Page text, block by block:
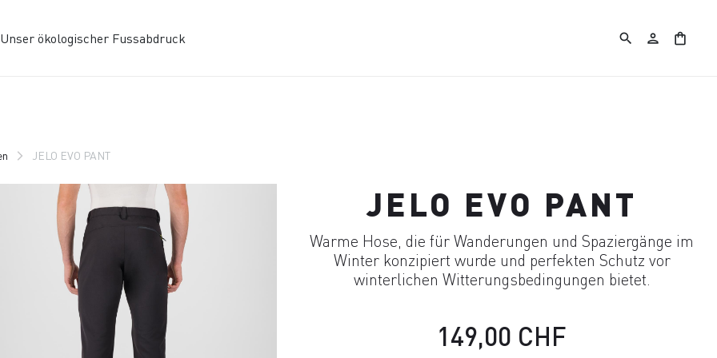
Unser ökologischer Fussabdruck search person shopping_bag
JELO EVO PANT
JELO EVO PANT
Warme Hose, die für Wanderungen und Spaziergänge im
Winter konzipiert wurde und perfekten Schutz vor
winterlichen Witterungsbedingungen bietet.
149,00 CHF